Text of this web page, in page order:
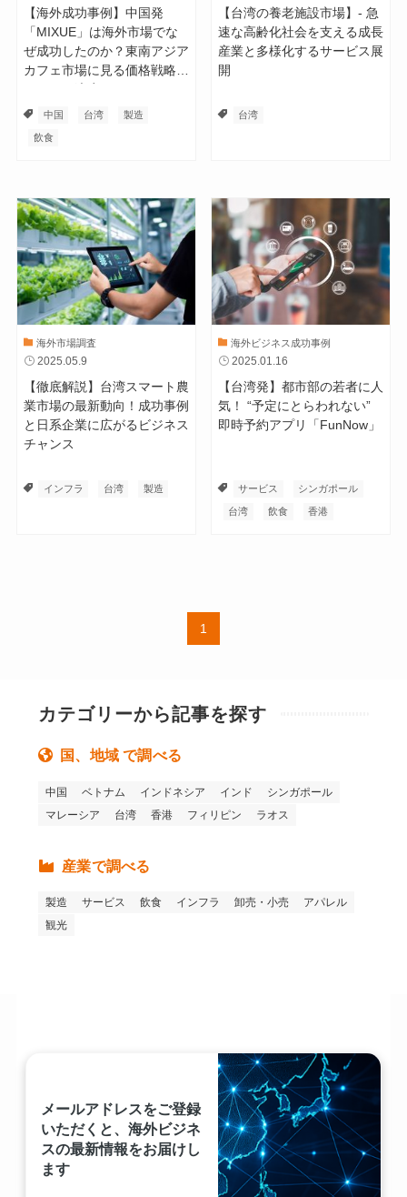
【海外成功事例】中国発
「MIXUE」は海外市場でな
ぜ成功したのか？東南アジア
カフェ市場に見る価格戦略と
中国 台湾 製造
飲食
【台湾の養老施設市場】- 急
速な高齢化社会を支える成長
産業と多様化するサービス展
開
台湾
【徹底解説】台湾スマート農
業市場の最新動向！成功事例
と日系企業に広がるビジネス
チャンス
インフラ 台湾 製造
2025.05.9
海外市場調査
【台湾発】都市部の若者に人
気！ “予定にとらわれない”
即時予約アプリ「FunNow」
サービス シンガポール
台湾 飲食 香港
2025.01.16
海外ビジネス成功事例
1
カテゴリーから記事を探す
国、地域 で調べる
中国 ベトナム インドネシア インド
シンガポール
マレーシア
台湾 香港 フィリピン ラオス
産業で調べる
製造 サービス 飲食 インフラ 卸売・小売
アパレル
観光
メールアドレスをご登録
いただくと、海外ビジネ
スの最新情報をお届けし
ます